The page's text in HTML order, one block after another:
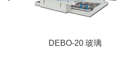
DEBO-20 玻璃